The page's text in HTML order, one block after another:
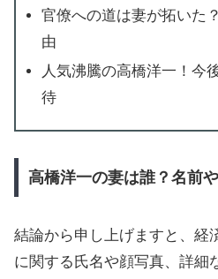
官僚への道は妻が拓いた
由
人気沸騰の高橋洋一！今
待
高橋洋一の妻は誰？名前
結論から申し上げますと、経
に関する氏名や顔写真、詳細